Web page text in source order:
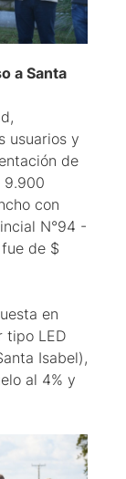
a Santa
usuarios y
de
9.900
con
N°94 -
de $
en
tipo LED
Isabel),
al 4% y